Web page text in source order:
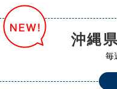
沖縄
毎